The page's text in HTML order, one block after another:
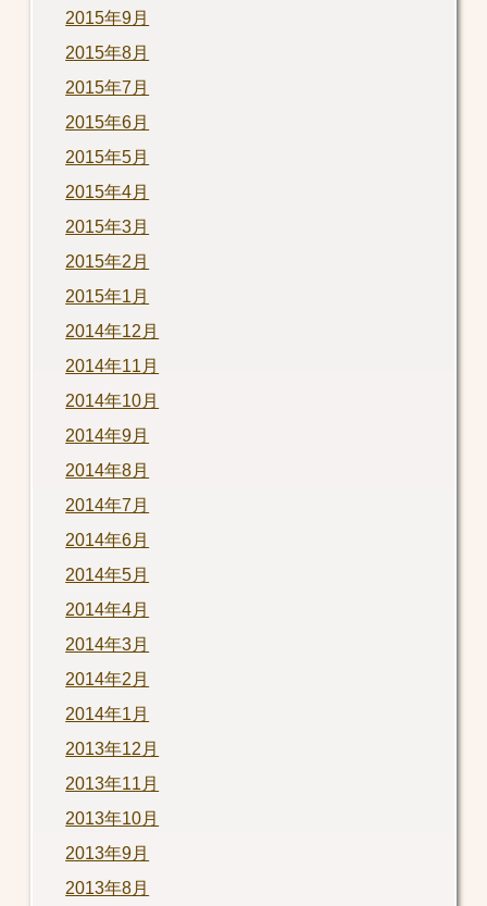
2015年9月
2015年8月
2015年7月
2015年6月
2015年5月
2015年4月
2015年3月
2015年2月
2015年1月
2014年12月
2014年11月
2014年10月
2014年9月
2014年8月
2014年7月
2014年6月
2014年5月
2014年4月
2014年3月
2014年2月
2014年1月
2013年12月
2013年11月
2013年10月
2013年9月
2013年8月